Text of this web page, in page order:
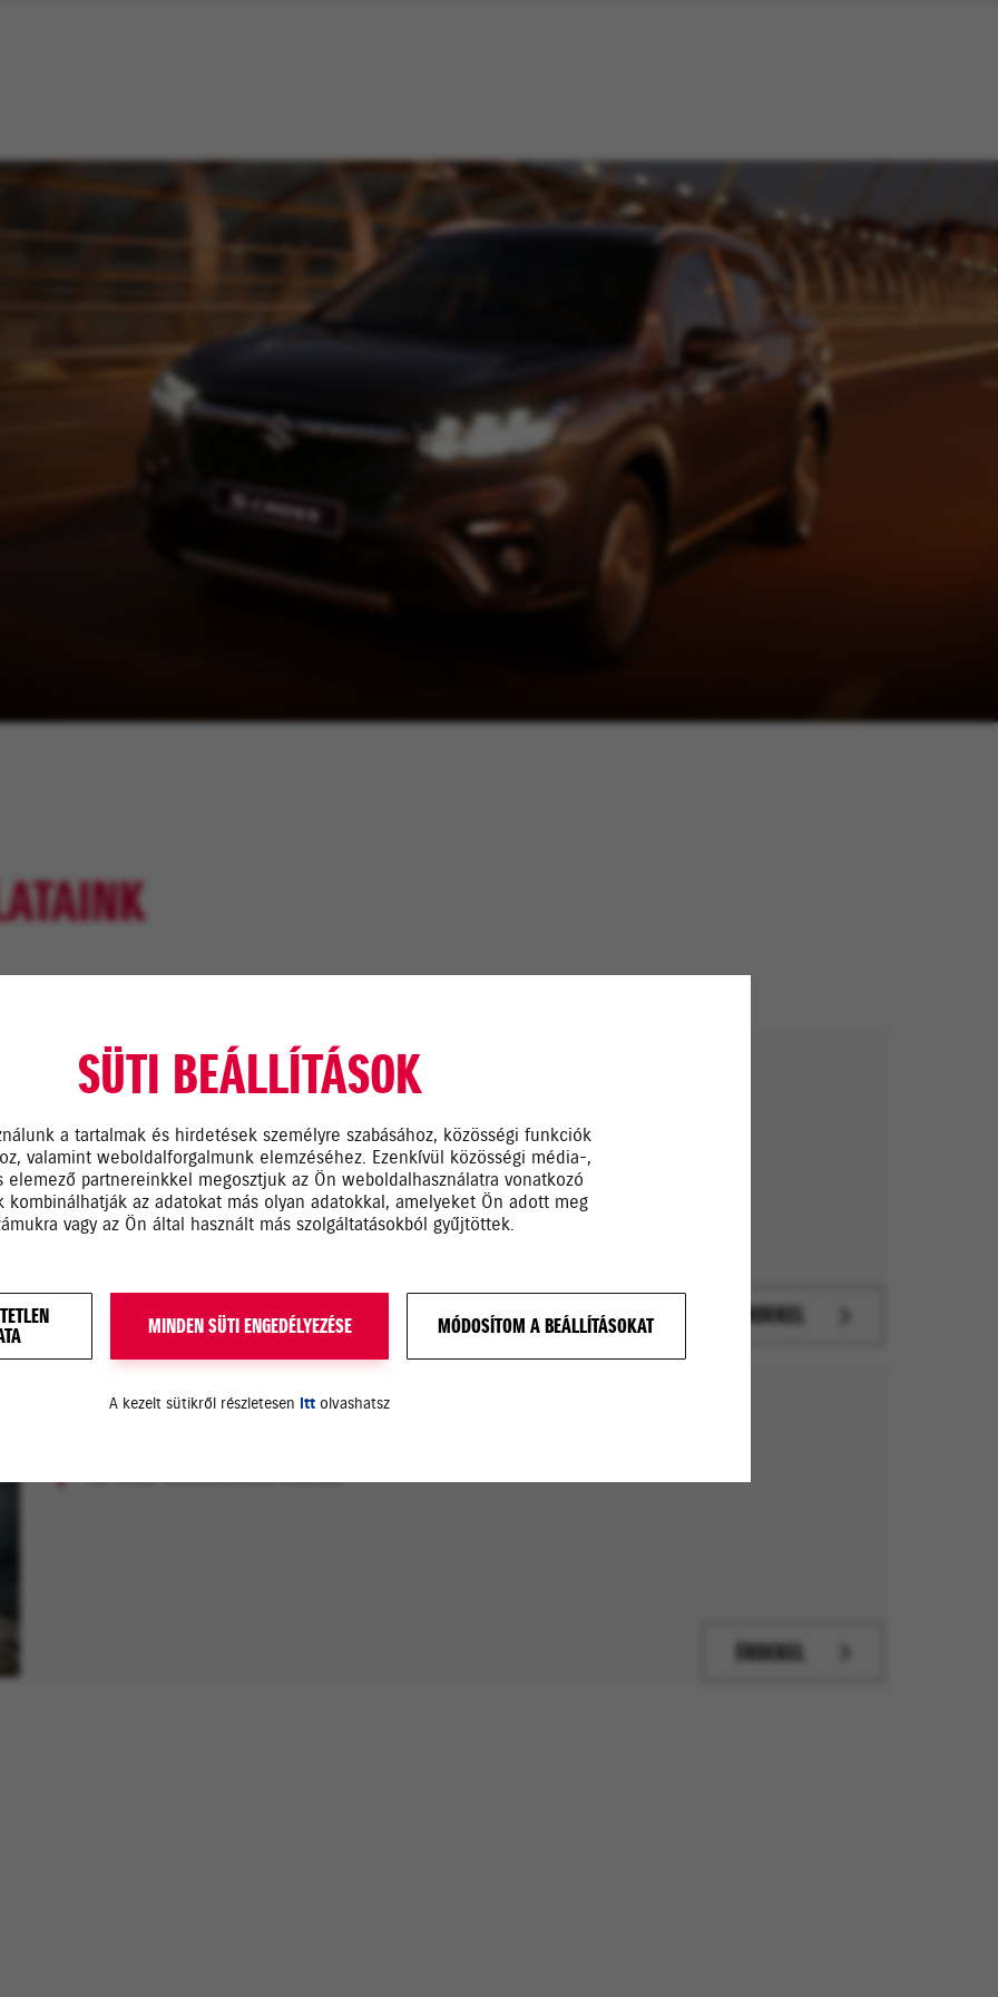
SÜTI BEÁLLÍTÁSOK
a tartalmak és hirdetések személyre szabásához, közösségi funkciók
valamint weboldalforgalmunk elemzéséhez. Ezenkívül közösségi média-,
partnereinkkel megosztjuk az Ön weboldalhasználatra vonatkozó
kombinálhatják az adatokat más olyan adatokkal, amelyeket Ön adott meg
vagy az Ön által használt más szolgáltatásokból gyűjtöttek.
MINDEN SÜTI ENGEDÉLYEZÉSE MÓDOSÍTOM A BEÁLLÍTÁSOKAT
A kezelt sütikről részletesen itt olvashatsz
ÚJ SUZUKI, TERVEZHETŐ KÖLTSÉGEKKEL
Ajándék szerviz, akár 0% THM
A Soroksári úton
ÉRDEKEL
Az első elektromos Suzuki!
ÉRDEKEL